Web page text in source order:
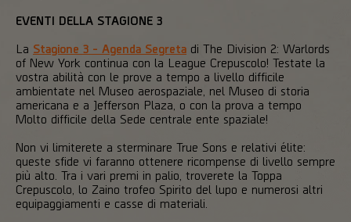
EVENTI DELLA STAGIONE 3
La Stagione 3 - Agenda Segreta di The Division 2: Warlords
of New York continua con la League Crepuscolo! Testate la
vostra abilità con le prove a tempo a livello difficile
ambientate nel Museo aerospaziale, nel Museo di storia
americana e a Jefferson Plaza, o con la prova a tempo
Molto difficile della Sede centrale ente spaziale!
Non vi limiterete a sterminare True Sons e relativi élite:
queste sfide vi faranno ottenere ricompense di livello sempre
più alto. Tra i vari premi in palio, troverete la Toppa
Crepuscolo, lo Zaino trofeo Spirito del lupo e numerosi altri
equipaggiamenti e casse di materiali.